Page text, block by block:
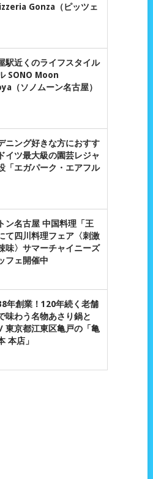
Gonza（ピッツェ
駅近くのライフスタイル
SONO Moon
（ソノムーン名古屋）
ニング好きな方におすす
イツ最大級の園芸レジャ
「エガパーク・エアフル
ン名古屋 中国料理「王
て四川料理フェア〈刺激
味〉サマーチャイニーズ
フェ開催中
年創業！120年続く老舗
味わう名物あさり鍋と
東京都江東区亀戸の「亀
本店」